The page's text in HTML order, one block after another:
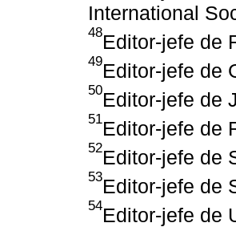
International
48Editor-jefe de
49Editor-jefe de
50Editor-jefe de
51Editor-jefe de
52Editor-jefe de
53Editor-jefe de
54Editor-jefe de